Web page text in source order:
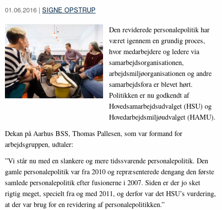
01.06.2016 | SIGNE OPSTRUP
Den reviderede personalepolitik har
været igennem en grundig proces,
hvor medarbejdere og ledere via
samarbejdsorganisationen,
arbejdsmiljøorganisationen og andre
samarbejdsfora er blevet hørt.
Politikken er nu godkendt af
Hovedsamarbejdsudvalget (HSU) og
Hovedarbejdsmiljøudvalget (HAMU).
Dekan på Aarhus BSS, Thomas Pallesen, som var formand for
arbejdsgruppen, udtaler:
”Vi står nu med en slankere og mere tidssvarende personalepolitik. Den
gamle personalepolitik var fra 2010 og repræsenterede dengang den første
samlede personalepolitik efter fusionerne i 2007. Siden er der jo sket
rigtig meget, specielt fra og med 2011, og derfor var det HSU’s vurdering,
at der var brug for en revidering af personalepolitikken.”